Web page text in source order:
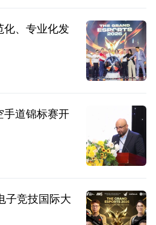
化、专业化发
手道锦标赛开
子竞技国际大